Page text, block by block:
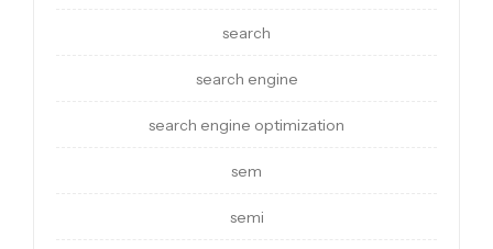
search
search engine
search engine optimization
sem
semi